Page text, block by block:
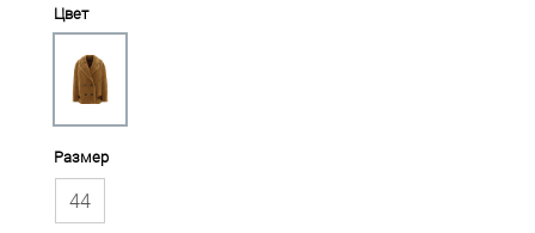
Цвет
Размер
44